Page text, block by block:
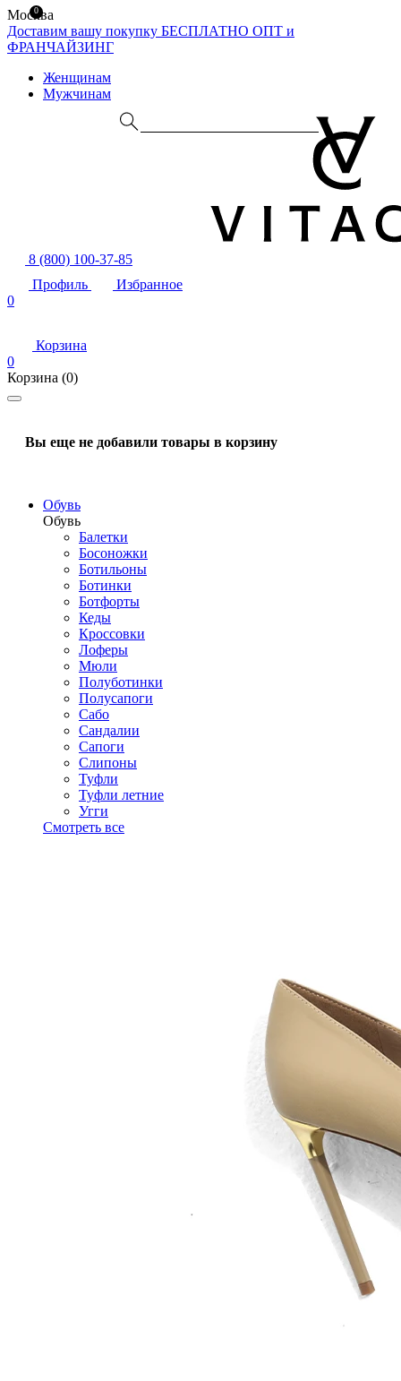
Москва
Доставим вашу покупку БЕСПЛАТНО ОПТ и
ФРАНЧАЙЗИНГ
Женщинам
Мужчинам
8 (800) 100-37-85
Профиль
Избранное
0
Корзина
0
Корзина (0)
Вы еще не добавили товары в корзину
Обувь
Обувь
Балетки
Босоножки
Ботильоны
Ботинки
Ботфорты
Кеды
Кроссовки
Лоферы
Мюли
Полуботинки
Полусапоги
Сабо
Сандалии
Сапоги
Слипоны
Туфли
Туфли летние
Угги
Смотреть все
0